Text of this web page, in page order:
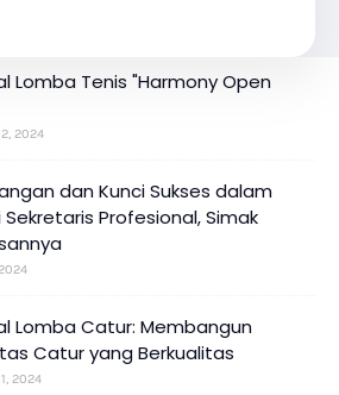
Lomba Tenis "Harmony Open
2024
dan Kunci Sukses dalam
Sekretaris Profesional, Simak
Lomba Catur: Membangun
Catur yang Berkualitas
2024